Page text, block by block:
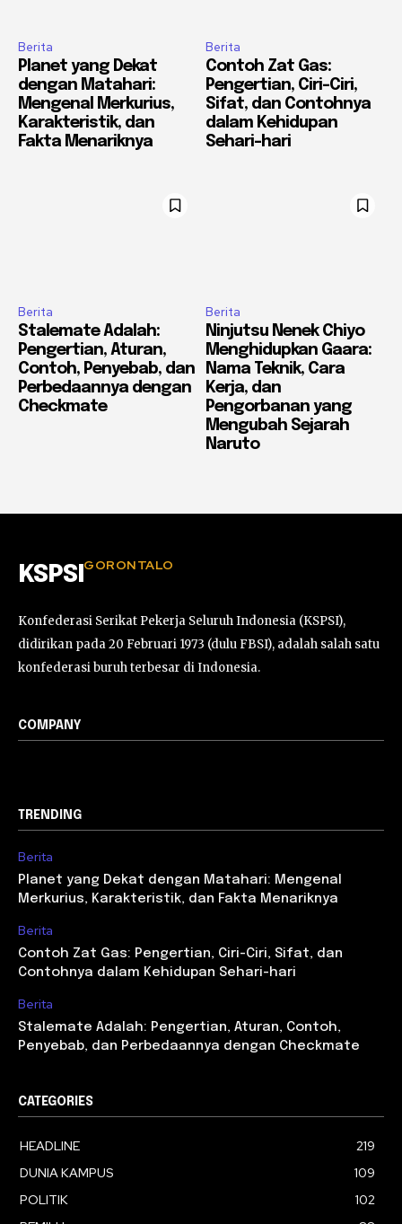
Berita
Planet yang Dekat
dengan Matahari:
Mengenal Merkurius,
Karakteristik, dan
Fakta Menariknya
Berita
Contoh Zat Gas:
Pengertian, Ciri-Ciri,
Sifat, dan Contohnya
dalam Kehidupan
Sehari-hari
Berita
Stalemate Adalah:
Pengertian, Aturan,
Contoh, Penyebab, dan
Perbedaannya dengan
Checkmate
Berita
Ninjutsu Nenek Chiyo
Menghidupkan Gaara:
Nama Teknik, Cara
Kerja, dan
Pengorbanan yang
Mengubah Sejarah
Naruto
KSPSI GORONTALO
Konfederasi Serikat Pekerja Seluruh Indonesia (KSPSI),
didirikan pada 20 Februari 1973 (dulu FBSI), adalah salah satu
konfederasi buruh terbesar di Indonesia.
COMPANY
TRENDING
Berita
Planet yang Dekat dengan Matahari: Mengenal
Merkurius, Karakteristik, dan Fakta Menariknya
Berita
Contoh Zat Gas: Pengertian, Ciri-Ciri, Sifat, dan
Contohnya dalam Kehidupan Sehari-hari
Berita
Stalemate Adalah: Pengertian, Aturan, Contoh,
Penyebab, dan Perbedaannya dengan Checkmate
CATEGORIES
HEADLINE
219
DUNIA KAMPUS
109
POLITIK
102